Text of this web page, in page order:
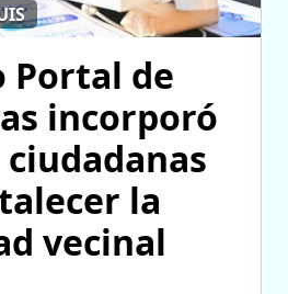
Portal de
incorporó
la
vecinal